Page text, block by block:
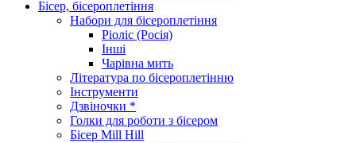
Бісер, бісероплетіння
Набори для бісероплетіння
Ріоліс (Росія)
Інші
Чарівна мить
Література по бісероплетінню
Інструменти
Дзвіночки *
Голки для роботи з бісером
Бісер Mill Hill